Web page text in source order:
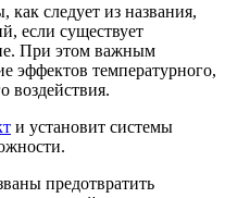
следует из названия,
если существует
При этом важным
эффектов температурного,
воздействия.
и установит системы
предотвратить